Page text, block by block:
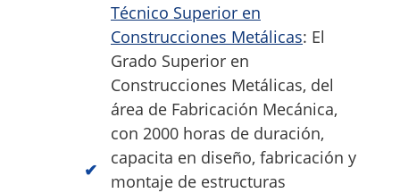
Técnico Superior en
Construcciones Metálicas: El
Grado Superior en
Construcciones Metálicas, del
área de Fabricación Mecánica,
con 2000 horas de duración,
capacita en diseño, fabricación y
montaje de estructuras